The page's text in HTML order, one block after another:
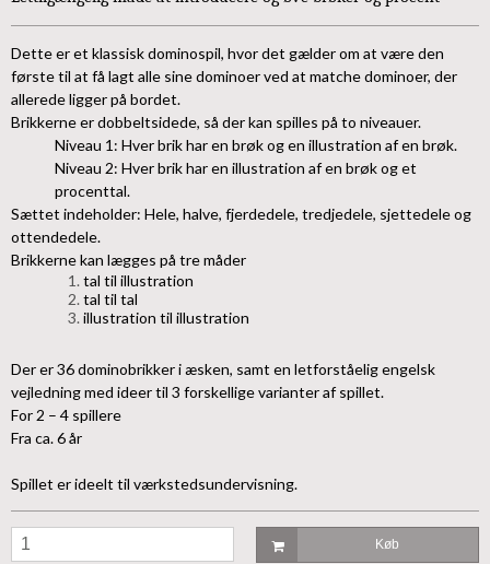
Dette er et klassisk dominospil, hvor det gælder om at være den
første til at få lagt alle sine dominoer ved at matche dominoer, der
allerede ligger på bordet.
Brikkerne er dobbeltsidede, så der kan spilles på to niveauer.
Niveau 1: Hver brik har en brøk og en illustration af en brøk.
Niveau 2: Hver brik har en illustration af en brøk og et
procenttal.
Sættet indeholder: Hele, halve, fjerdedele, tredjedele, sjettedele og
ottendedele.
Brikkerne kan lægges på tre måder
tal til illustration
tal til tal
illustration til illustration
Der er 36 dominobrikker i æsken, samt en letforståelig engelsk
vejledning med ideer til 3 forskellige varianter af spillet.
For 2 – 4 spillere
Fra ca. 6 år
Spillet er ideelt til værkstedsundervisning.
Køb